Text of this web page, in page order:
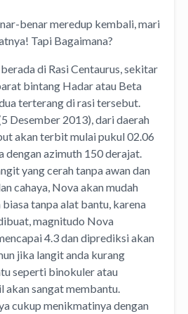
benar meredup kembali, mari
Tapi Bagaimana?
di Rasi Centaurus, sekitar
bintang Hadar atau Beta
terterang di rasi tersebut.
Desember 2013), dari daerah
akan terbit mulai pukul 02.06
dengan azimuth 150 derajat.
yang cerah tanpa awan dan
cahaya, Nova akan mudah
tanpa alat bantu, karena
magnitudo Nova
4.3 dan diprediksi akan
jika langit anda kurang
seperti binokuler atau
sangat membantu.
cukup menikmatinya dengan